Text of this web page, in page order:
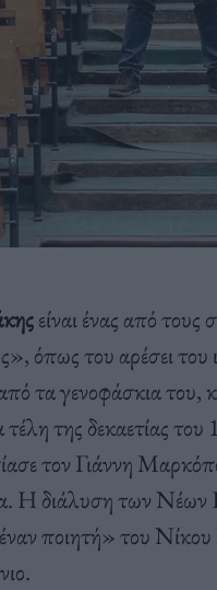
είναι ένας από τους
όπως του αρέσει του
τα γενοφάσκια του,
της δεκαετίας
τον Γιάννη
Η διάλυση των
ποιητή» του